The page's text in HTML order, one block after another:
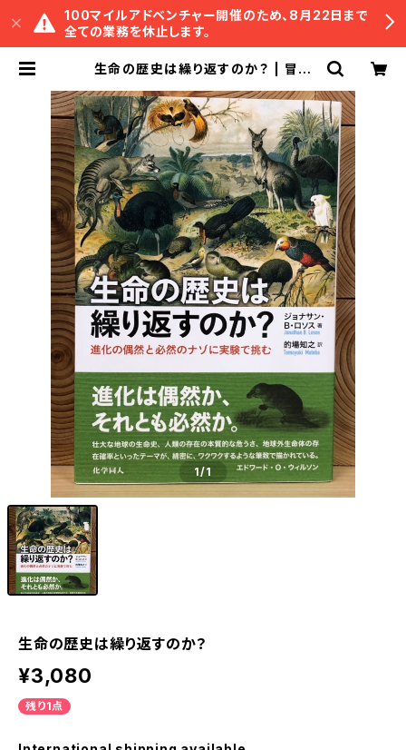
100マイルアドベンチャー開催のため、8月22日まで
全ての業務を休止します。
生命の歴史は繰り返すのか？ | 冒険
1/1
生命の歴史は繰り返すのか？
¥3,080
残り1点